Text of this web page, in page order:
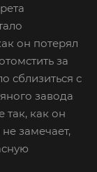
он потерял
за
сблизиться с
завода
как он
замечает,